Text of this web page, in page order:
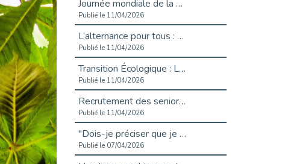
Journée mondiale de la maladie de Parkinson : Mieux comprendre pour mieux accompagner
Publié le 11/04/2026
L’alternance pour tous : Cap Emploi 92 et Seine Ouest Entreprise et Emploi mobilisés à Boulogne-Billancourt
Publié le 11/04/2026
Transition Écologique : Les Cap Emploi 75,92 et 93 s’engagent pour un Numérique Responsable
Publié le 11/04/2026
Recrutement des seniors : Un levier de transformation pour les ETI franciliennes
Publié le 11/04/2026
"Dois-je préciser que je suis handicapé sur mon CV?"
Publié le 07/04/2026